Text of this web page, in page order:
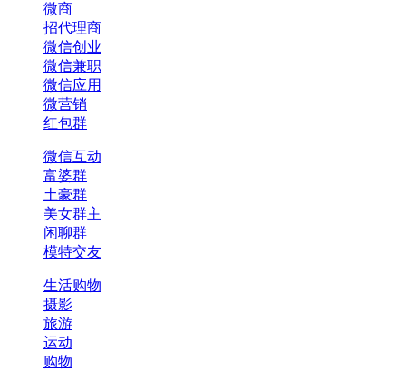
微商
招代理商
微信创业
微信兼职
微信应用
微营销
红包群
微信互动
富婆群
土豪群
美女群主
闲聊群
模特交友
生活购物
摄影
旅游
运动
购物